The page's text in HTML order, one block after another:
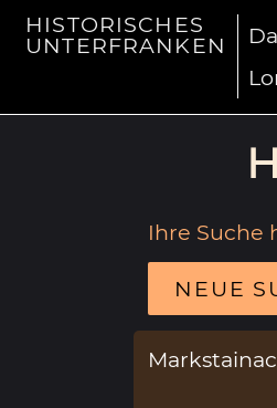
HISTORISCHES
UNTERFRANKEN
Ihre Suche
NEUE